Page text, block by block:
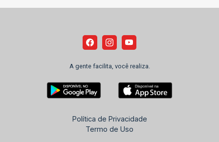
A gente facilita, você realiza.
Política de Privacidade
Termo de Uso